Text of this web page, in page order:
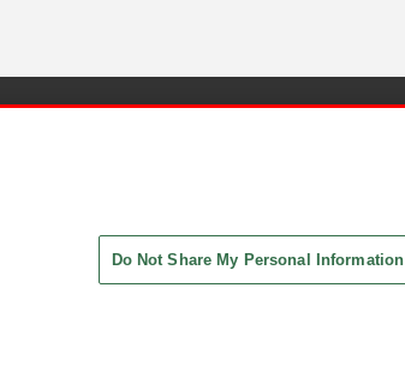
Do Not Share My Personal Information